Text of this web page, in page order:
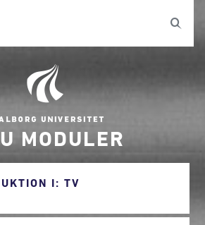
MODULER
I: TV